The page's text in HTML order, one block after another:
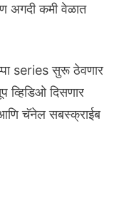
अगदी कमी वेळात
series सुरू ठेवणार
दिसणार
आणि चॅनेल सबस्क्राईब